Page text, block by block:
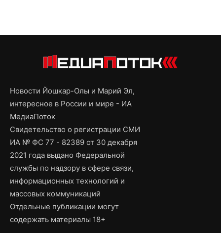
Новости Йошкар-Олы и Марий Эл,
интересное в России и мире - ИА
МедиаПоток
Свидетельство о регистрации СМИ
ИА № ФС 77 - 82389 от 30 декабря
2021 года выдано Федеральной
службы по надзору в сфере связи,
информационных технологий и
массовых коммуникаций
Отдельные публикации могут
содержать материалы 18+